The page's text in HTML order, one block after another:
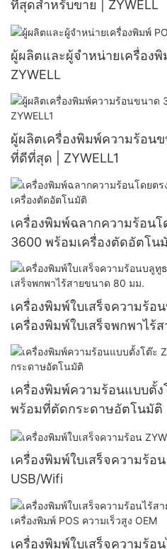
ที่สุดสำหรับขาย | ZYWELL
ผู้ผลิตและผู้จำหน่ายเครื่องพิ
ZYWELL
ผู้ผลิตเครื่องพิมพ์ความร้อน
ที่ดีที่สุด | ZYWELL1
เครื่องพิมพ์ฉลากความร้อนโ
3600 พร้อมเครื่องตัดอัตโน
เครื่องพิมพ์ใบเสร็จความร้อ
เครื่องพิมพ์ใบเสร็จพกพาไร้
เครื่องพิมพ์ความร้อนแบบตั้ง
พร้อมที่ตัดกระดาษอัตโนมัติ
เครื่องพิมพ์ใบเสร็จความร้อ
USB/Wifi
เครื่องพิมพ์ใบเสร็จความร้อ